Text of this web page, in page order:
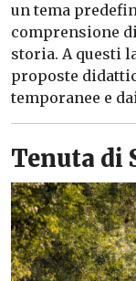
un tema
comprensione
storia. A questi
proposte
temporanee e
Tenuta di